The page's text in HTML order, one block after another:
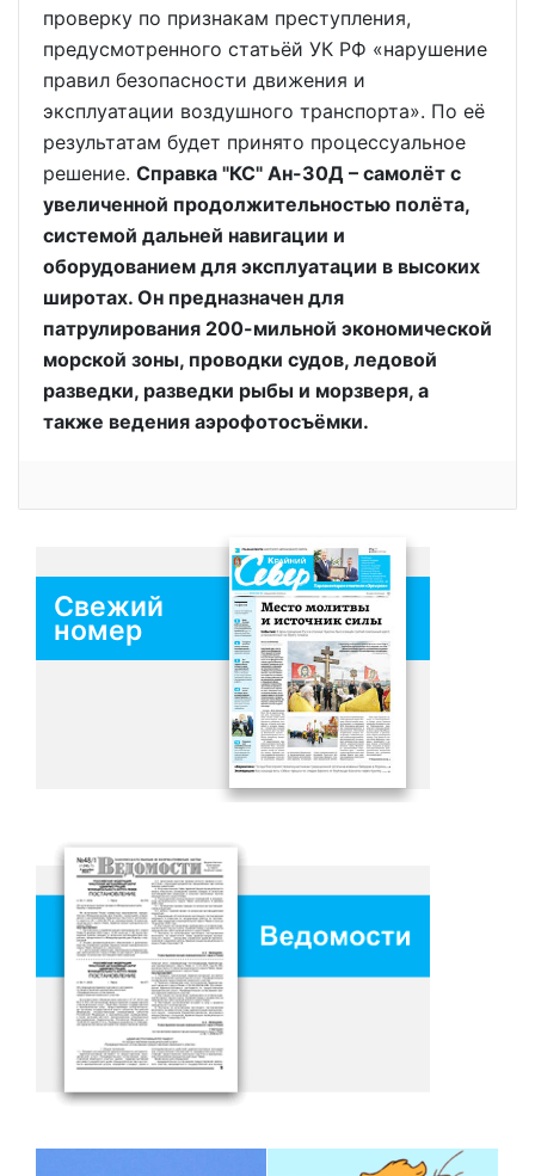
проверку по признакам преступления,
предусмотренного статьёй УК РФ «нарушение
правил безопасности движения и
эксплуатации воздушного транспорта». По её
результатам будет принято процессуальное
решение. Справка "КС" Ан-30Д – самолёт с
увеличенной продолжительностью полёта,
системой дальней навигации и
оборудованием для эксплуатации в высоких
широтах. Он предназначен для
патрулирования 200-мильной экономической
морской зоны, проводки судов, ледовой
разведки, разведки рыбы и морзверя, а
также ведения аэрофотосъёмки.
Свежий
номер